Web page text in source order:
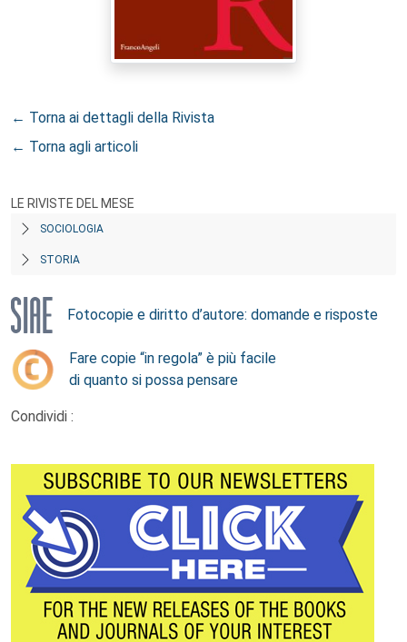
← Torna ai dettagli della Rivista
← Torna agli articoli
LE RIVISTE DEL MESE
SOCIOLOGIA
STORIA
Fotocopie e diritto d’autore: domande e risposte
Fare copie “in regola” è più facile
di quanto si possa pensare
Condividi :